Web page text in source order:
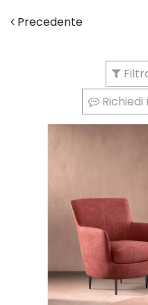
Precedente